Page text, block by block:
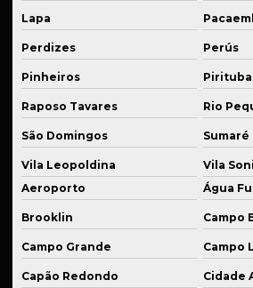
Fornecedor de usinagem industrial
Industrialização de peças
Kit de suspensão esportiva
Manutenção de equipamentos
Manutenção de equipamentos industriais
Manutenção de máquina industrial
Manutenção de peças mecânicas
Peças para automação usinadas
Peças industriais em bronze sob medida
Lapa
Perdizes Perús
Pinheiros Pirituba
Raposo Tavares Rio
São Domingos Sumaré
Vila Leopoldina
Vila
Aeroporto
Água
Brooklin Campo
Campo Grande Campo
Capão Redondo Cidade